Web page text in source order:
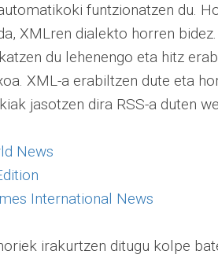
funtzionatzen du.
XMLren dialekto horren
du lehenengo eta hitz
XML-a erabiltzen dute eta
jasotzen dira RSS-a duten
News
International News
irakurtzen ditugu kolpe